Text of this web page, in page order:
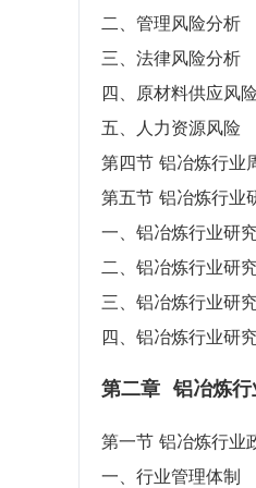
二、管理风险分析
三、法律风险分析
四、原材料供应风险
五、人力资源风险
第四节 铝冶炼行业
第五节 铝冶炼行业
一、铝冶炼行业研
二、铝冶炼行业研
三、铝冶炼行业研
四、铝冶炼行业研
第二章 铝冶炼
第一节 铝冶炼行业
一、行业管理体制